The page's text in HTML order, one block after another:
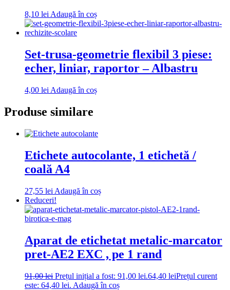
8,10 lei Adaugă în coș
Set-trusa-geometrie flexibil 3 piese:
echer, liniar, raportor – Albastru
4,00 lei Adaugă în coș
Produse similare
Etichete autocolante, 1 etichetă /
coală A4
27,55 lei Adaugă în coș
Reduceri!
Aparat de etichetat metalic-marcator
pret-AE2 EXC , pe 1 rand
91,00lei Prețul inițial a fost: 91,00 lei.64,40 leiPrețul curent
este: 64,40 lei. Adaugă în coș